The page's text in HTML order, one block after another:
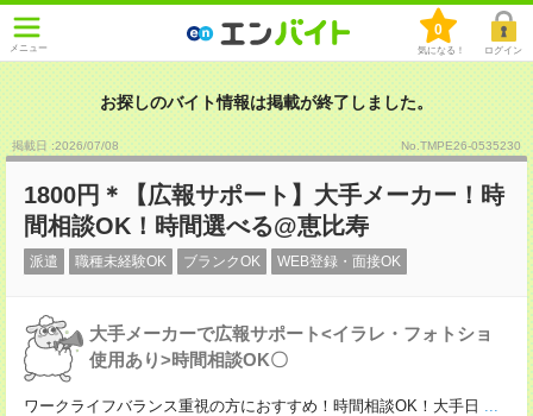
メニュー
0
気になる！ ログイン
お探しのバイト情報は掲載が終了しました。
掲載日 :2026/07/08 No.TMPE26-0535230
1800円＊【広報サポート】大手メーカー！時
間相談OK！時間選べる@恵比寿
派遣 職種未経験OK ブランクOK WEB登録・面接OK
大手メーカーで広報サポート<イラレ・フォトショ
使用あり>時間相談OK〇
ワークライフバランス重視の方におすすめ！時間相談OK！大手日 ...